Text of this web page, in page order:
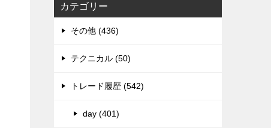
カテゴリー
その他 (436)
テクニカル (50)
トレード履歴 (542)
day (401)